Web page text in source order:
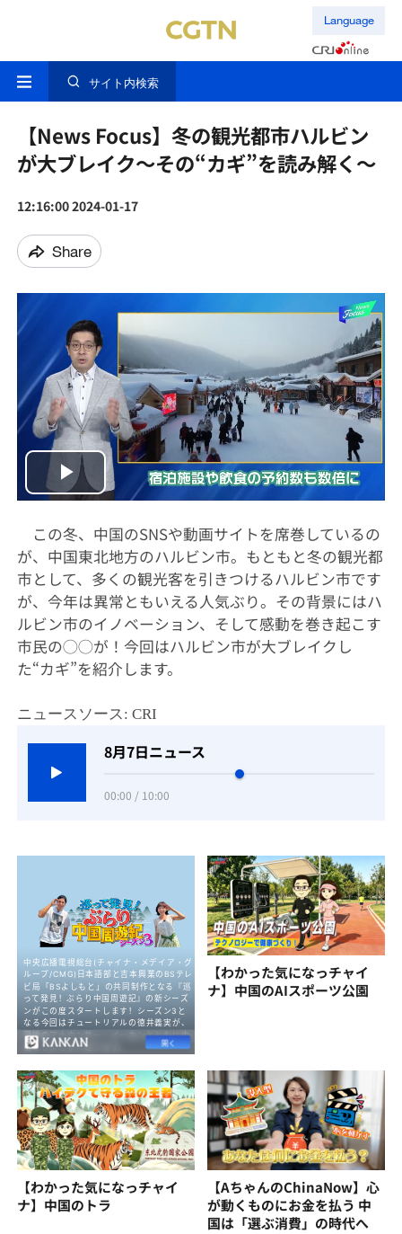
Language
サイト内検索
【News Focus】冬の観光都市ハルビン
が大ブレイク〜その“カギ”を読み解く〜
12:16:00 2024-01-17
Share
Play
Video
この冬、中国のSNSや動画サイトを席巻しているの
が、中国東北地方のハルビン市。もともと冬の観光都
市として、多くの観光客を引きつけるハルビン市です
が、今年は異常ともいえる人気ぶり。その背景にはハ
ルビン市のイノベーション、そして感動を巻き起こす
市民の◯◯が！今回はハルビン市が大ブレイクし
た“カギ”を紹介します。
ニュースソース: CRI
8月7日ニュース
00:00 / 10:00
【わかった気になっチャイ
ナ】中国のAIスポーツ公園
【わかった気になっチャイ
ナ】中国のトラ
【AちゃんのChinaNow】心
が動くものにお金を払う 中
国は「選ぶ消費」の時代へ